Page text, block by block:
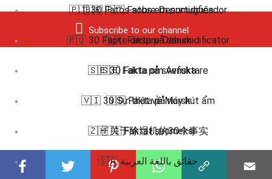
Subscribe to our channel
🇵🇹 30 Fatos sobre Desumidificador
🇷🇴 30 Fapte despre Dehumidificator
🇸🇪 30 Fakta om Avfuktare
🇻🇮 30 Sự thật về Máy hút ẩm
🇿🇭 关于除湿机的30个事实
🇧🇷 🇵🇹 Fatos em português
🇩🇰 Fakta på dansk
🇸🇪 Fakta på svenska
🇳🇴 Fakta på norsk
🇫🇮 Faktat suomeksi
🇸🇦 حقائق باللغة العربية